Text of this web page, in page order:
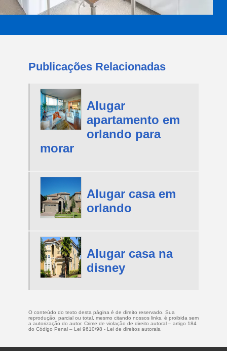
Publicações Relacionadas
Alugar
apartamento em
orlando para
morar
Alugar casa em
orlando
Alugar casa na
disney
O conteúdo do texto desta página é de direito reservado. Sua
reprodução, parcial ou total, mesmo citando nossos links, é proibida sem
a autorização do autor. Crime de violação de direito autoral – artigo 184
do Código Penal – Lei 9610/98 - Lei de direitos autorais